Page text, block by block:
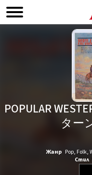
POPULAR
ター
Жанр Pop,Folk,
Стил